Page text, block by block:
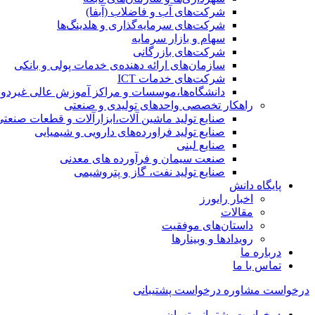
شرکت‌های آب و فاضلاب (آبفا)
شرکت‌های سرمایه‌گذاری و هلدینگ‌ها
سهام و بازار سرمایه
شرکت‌های بازرگانی
سازمان‌های ارائه دهنده‌ی خدمات پولی و بانکی
شرکت‌های خدمات ICT
دانشگاه‌ها،موسسات و مراکز آموزش عالی
راهکار تخصصی واحدهای تولیدی و صنعتی
صنایع توليد ماشين آلات،ابزارآلات و قطعات
صنایع تولید فراورده‌های دارویی و شیمیایی
صنایع لبنی
صنعت سیمان و فرآورده های معدنی
صنایع تولید نفت، گاز و پتروشيمی
پایگاه دانش
اخبار رایورز
مقالات
داستان‌های موفقیت
رویدادها و وبینارها
درباره ما
تماس با ما
درخواست مشاوره درخواست پشتیبانی